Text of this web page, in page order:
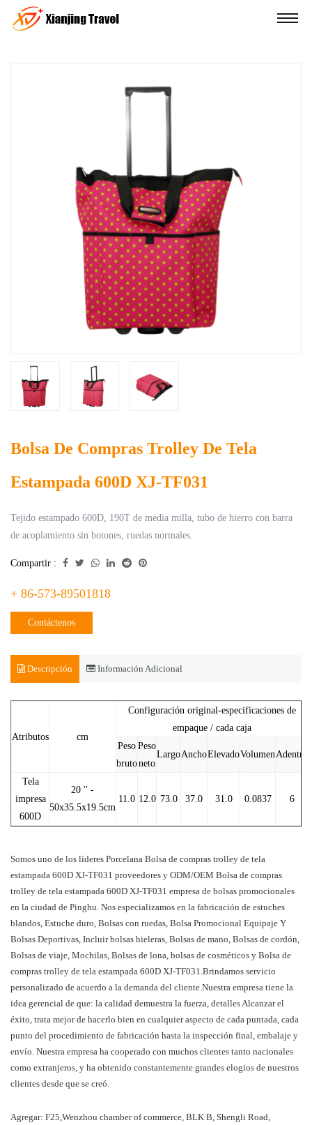
Bolsa De Compras Trolley De Tela
Estampada 600D XJ-TF031
Tejido estampado 600D, 190T de media milla, tubo de hierro con barra
de acoplamiento sin botones, ruedas normales.
Compartir :
+ 86-573-89501818
Contáctenos
Descripción Información Adicional
Atributos cm
Configuración original-especificaciones de
empaque / cada caja
Peso
bruto
Peso
neto
LargoAnchoElevadoVolumen Adentro
Tela
impresa
600D
20 '' -
50x35.5x19.5cm
11.0 12.0 73.0 37.0 31.0 0.0837 6
Somos uno de los líderes Porcelana Bolsa de compras trolley de tela
estampada 600D XJ-TF031 proveedores y ODM/OEM Bolsa de compras
trolley de tela estampada 600D XJ-TF031 empresa de bolsas promocionales
en la ciudad de Pinghu. Nos especializamos en la fabricación de estuches
blandos, Estuche duro, Bolsas con ruedas, Bolsa Promocional Equipaje Y
Bolsas Deportivas, Incluir bolsas hieleras, Bolsas de mano, Bolsas de cordón,
Bolsas de viaje, Mochilas, Bolsas de lona, bolsas de cosméticos y Bolsa de
compras trolley de tela estampada 600D XJ-TF031.Brindamos servicio
personalizado de acuerdo a la demanda del cliente.Nuestra empresa tiene la
idea gerencial de que: la calidad demuestra la fuerza, detalles Alcanzar el
éxito, trata mejor de hacerlo bien en cualquier aspecto de cada puntada, cada
punto del procedimiento de fabricación hasta la inspección final, embalaje y
envío. Nuestra empresa ha cooperado con muchos clientes tanto nacionales
como extranjeros, y ha obtenido constantemente grandes elogios de nuestros
clientes desde que se creó.
Agregar: F25,Wenzhou chamber of commerce, BLK B, Shengli Road,